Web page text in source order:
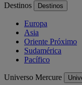
Destinos Destinos
Europa
Asia
Oriente Próximo
Sudamérica
Pacífico
Universo Mercure